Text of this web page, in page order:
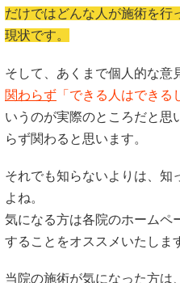
だけではどんな人が施術を行
現状です。
そして、あくまで個人的な意
関わらず 「できる人はできる
いうのが実際のところだと思
らず関わると思います。
それでも知らないよりは、知
よね。
気になる方は各院のホームペ
することをオススメいたしま
当院の施術が気になった方は